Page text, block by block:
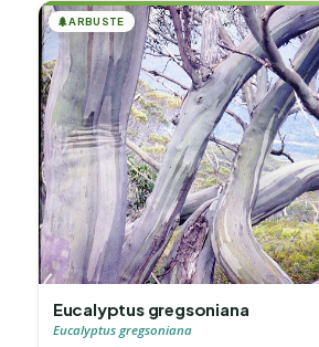
🌲ARBUSTE
Eucalyptus gregsoniana
Eucalyptus gregsoniana